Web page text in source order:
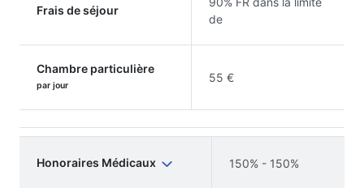
Frais de séjour
de
Chambre particulière
par jour
55 €
Honoraires Médicaux 150% - 150%